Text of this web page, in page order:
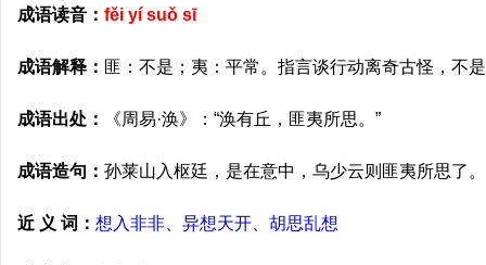
成语读音： fěi yí suǒ sī
成语解释： 匪：不是；夷：平常。指言谈行动离奇古怪，不
成语出处： 《周易·涣》：“涣有丘，匪夷所思。”
成语造句： 孙莱山入枢廷，是在意中，乌少云则匪夷所思了
近 义 词： 想入非非 异想天开 胡思乱想